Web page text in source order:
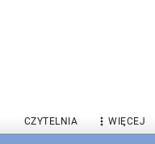
CZYTELNIA  WIĘCEJ